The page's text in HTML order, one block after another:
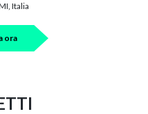
Italia
ora